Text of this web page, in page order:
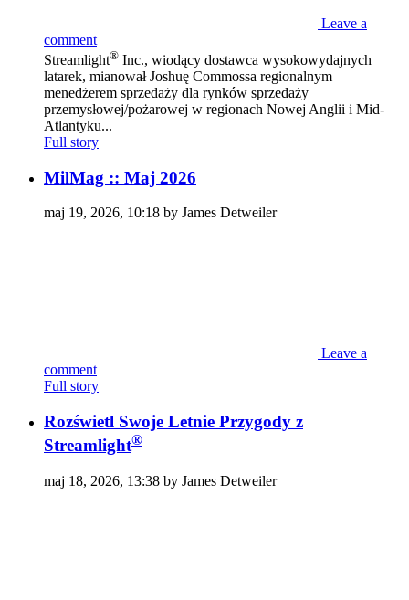
Leave a
comment
Streamlight® Inc., wiodący dostawca wysokowydajnych
latarek, mianował Joshuę Commossa regionalnym
menedżerem sprzedaży dla rynków sprzedaży
przemysłowej/pożarowej w regionach Nowej Anglii i Mid-
Atlantyku...
Full story
MilMag :: Maj 2026
maj 19, 2026, 10:18 by James Detweiler
Leave a
comment
Full story
Rozświetl Swoje Letnie Przygody z
Streamlight®
maj 18, 2026, 13:38 by James Detweiler